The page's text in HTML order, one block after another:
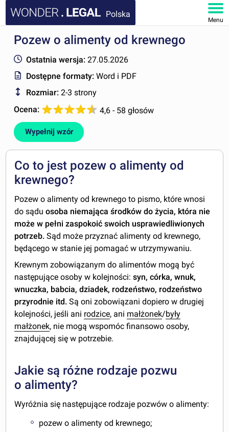
Polska
Menu
STRONA GŁÓWNA
DOKUMENTY
FAQ
Pozew o alimenty od krewnego
Ostatnia wersja: 27.05.2026
Dostępne formaty:Word i PDF
Rozmiar: 2-3 strony
Ocena:
4,6 - 58 głosów
Wypełnij wzór
Co to jest pozew o alimenty od
krewnego?
Pozew o alimenty od krewnego to pismo, które wnosi
do sąduosoba niemająca środków do życia, która nie
może w pełni zaspokoić swoich usprawiedliwionych
potrzeb. Sąd może przyznać alimenty od krewnego,
będącego w stanie jej pomagać w utrzymywaniu.
Krewnym zobowiązanym do alimentów mogą być
następujące osoby w kolejności: syn, córka, wnuk,
wnuczka, babcia, dziadek, rodzeństwo, rodzeństwo
przyrodnie itd.Są oni zobowiązani dopiero w drugiej
kolejności, jeśli ani rodzice, ani małżonek/były
małżonek, nie mogą wspomóc finansowo osoby,
znajdującej się w potrzebie.
Jakie są różne rodzaje pozwu
o alimenty?
Wyróżnia się następujące rodzaje pozwów o alimenty:
pozew o alimenty od krewnego;